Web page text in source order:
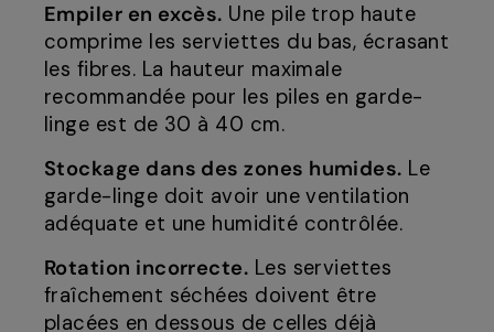
Empiler en excès. Une pile trop haute
comprime les serviettes du bas, écrasant
les fibres. La hauteur maximale
recommandée pour les piles en garde-
linge est de 30 à 40 cm.
Stockage dans des zones humides. Le
garde-linge doit avoir une ventilation
adéquate et une humidité contrôlée.
Rotation incorrecte. Les serviettes
fraîchement séchées doivent être
placées en dessous de celles déjà